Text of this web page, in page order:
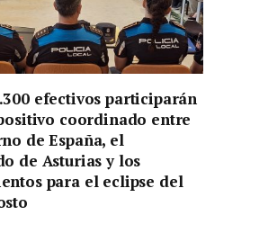
efectivos participarán
coordinado entre
de España, el
de Asturias y los
para el eclipse del